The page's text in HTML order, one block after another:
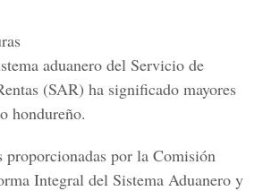
aduanero del Servicio de
(SAR) ha significado mayores
hondureño.
por la Comisión
Integral del Sistema Aduanero y